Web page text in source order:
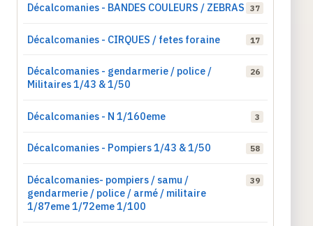
Décalcomanies - BANDES COULEURS / ZEBRAS 37
Décalcomanies - CIRQUES / fetes foraine 17
Décalcomanies - gendarmerie / police /
Militaires 1/43 & 1/50
26
Décalcomanies - N 1/160eme 3
Décalcomanies - Pompiers 1/43 & 1/50 58
Décalcomanies- pompiers / samu /
gendarmerie / police / armé / militaire
1/87eme 1/72eme 1/100
39